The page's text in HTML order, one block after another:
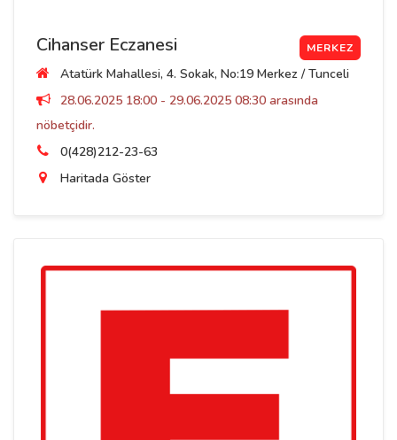
Cihanser Eczanesi MERKEZ
Atatürk Mahallesi, 4. Sokak, No:19 Merkez / Tunceli
28.06.2025 18:00 - 29.06.2025 08:30 arasında
nöbetçidir.
0(428)212-23-63
Haritada Göster